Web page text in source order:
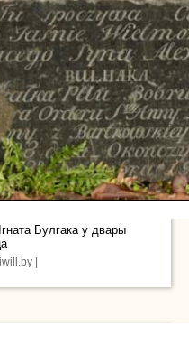
Булгака у двары
|